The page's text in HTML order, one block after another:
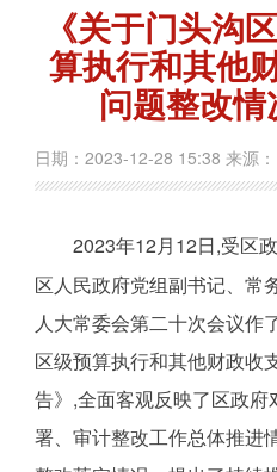
《关于门头沟
算执行和其他
问题整改
日期：2023-12-28 15:38 来源
2023年12月12日,受区
区人民政府党组副书记、常
人大常委会第二十次会议作
区级预算执行和其他财政收
告》,全面客观反映了区政
署、审计整改工作总体推进